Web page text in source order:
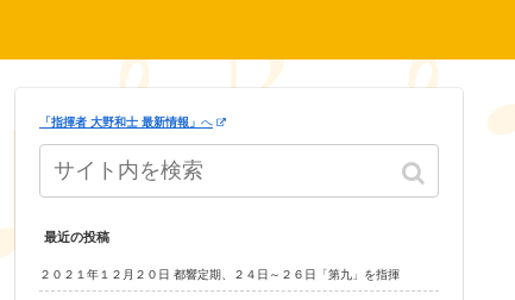
「指揮者 大野和士 最新情報」 へ
最近の投稿
２０２１年１２月２０日 都響定期、２４日～２６日「第九」を指揮